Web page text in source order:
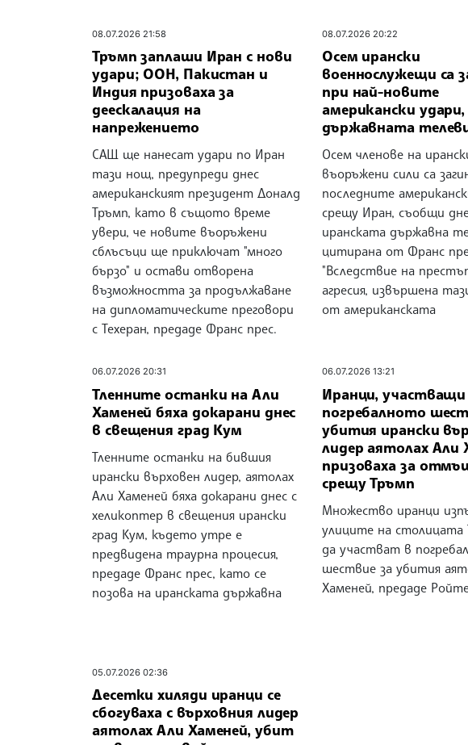
08.07.2026 21:58
Тръмп заплаши Иран с нови
удари; ООН, Пакистан и
Индия призоваха за
деескалация на
напрежението
САЩ ще нанесат удари по Иран
тази нощ, предупреди днес
американският президент Доналд
Тръмп, като в същото време
увери, че новите въоръжени
сблъсъци ще приключат "много
бързо" и остави отворена
възможността за продължаване
на дипломатическите преговори
с Техеран, предаде Франс прес.
08.07.2026 20:22
Осем ирански
военнослужещи са
при най-новите
американски
държавната
Осем членове на
въоръжени сили са
последните
срещу Иран, съобщи
иранската държавна
цитирана от Франс
"Вследствие на
агресия, извършена
от американската
06.07.2026 20:31
Тленните останки на Али
Хаменей бяха докарани днес
в свещения град Кум
Тленните останки на бившия
ирански върховен лидер, аятолах
Али Хаменей бяха докарани днес с
хеликоптер в свещения ирански
град Кум, където утре е
предвидена траурна процесия,
предаде Франс прес, като се
позова на иранската държавна
06.07.2026 13:21
Иранци, участващи
погребалното
убития ирански
лидер аятолах Али
призоваха за
срещу Тръмп
Множество иранци
улиците на столицата
да участват в
шествие за убития
Хаменей, предаде
05.07.2026 02:36
Десетки хиляди иранци се
сбогуваха с върховния лидер
аятолах Али Хаменей, убит